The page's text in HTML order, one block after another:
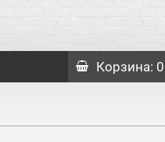
Корзина: 0